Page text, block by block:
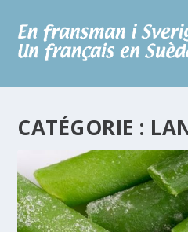
CATÉGORIE :